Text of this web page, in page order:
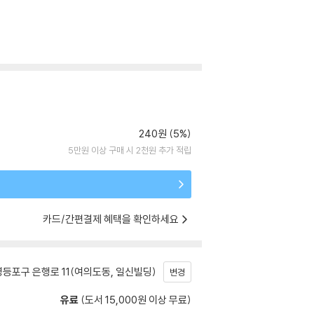
240원 (5%)
5만원 이상 구매 시 2천원 추가 적립
카드/간편결제 혜택을 확인하세요
포구 은행로 11(여의도동, 일신빌딩) 변경
유료 (도서 15,000원 이상 무료)